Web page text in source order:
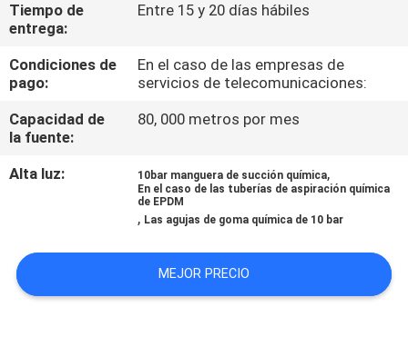
ÉNTRENOS
EN
CONTACTO
CON
NOTICIAS
UNA
CITA
Tiempo de
entrega:
Entre 15 y 20 días hábiles
Condiciones de
pago:
En el caso de las empresas de
servicios de telecomunicaciones:
Capacidad de
la fuente:
80, 000 metros por mes
Alta luz: 10bar manguera de succión química,
En el caso de las tuberías de aspiración química
de EPDM
, Las agujas de goma química de 10 bar
MEJOR PRECIO